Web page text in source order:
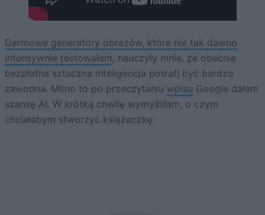
Darmowe generatory obrazów, które nie tak dawno
intensywnie testowałam, nauczyły mnie, że obecnie
bezpłatna sztuczna inteligencja potrafi być bardzo
zawodna. Mimo to po przeczytaniu wpisu Google dałam
szansę AI. W krótką chwilę wymyśliłam, o czym
chciałabym stworzyć książeczkę.